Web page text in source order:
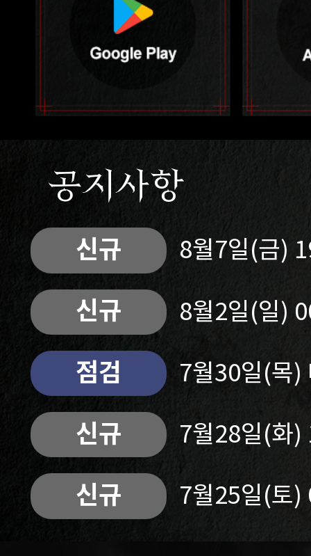
공지사항
신규 8월7일(금)
신규 8월2일(일)
점검 7월30일(목)
신규 7월28일(화
신규 7월25일(토